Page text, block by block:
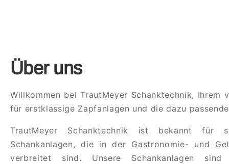
Über uns
Willkommen bei TrautMeyer Schanktechnik, Ihrem
für erstklassige Zapfanlagen und die dazu
TrautMeyer Schanktechnik ist bekannt für
Schankanlagen, die in der Gastronomie- und
verbreitet sind. Unsere Schankanlagen sind